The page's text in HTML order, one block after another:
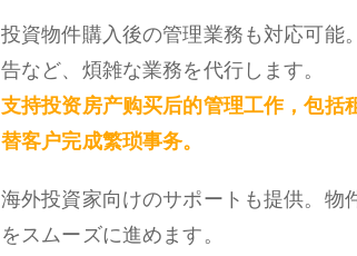
投資物件購入後の管理業務も対応可能
告など、煩雑な業務を代行します。
支持投资房产购买后的管理工作，包
替客户完成繁琐事务。
海外投資家向けのサポートも提供。物
をスムーズに進めます。